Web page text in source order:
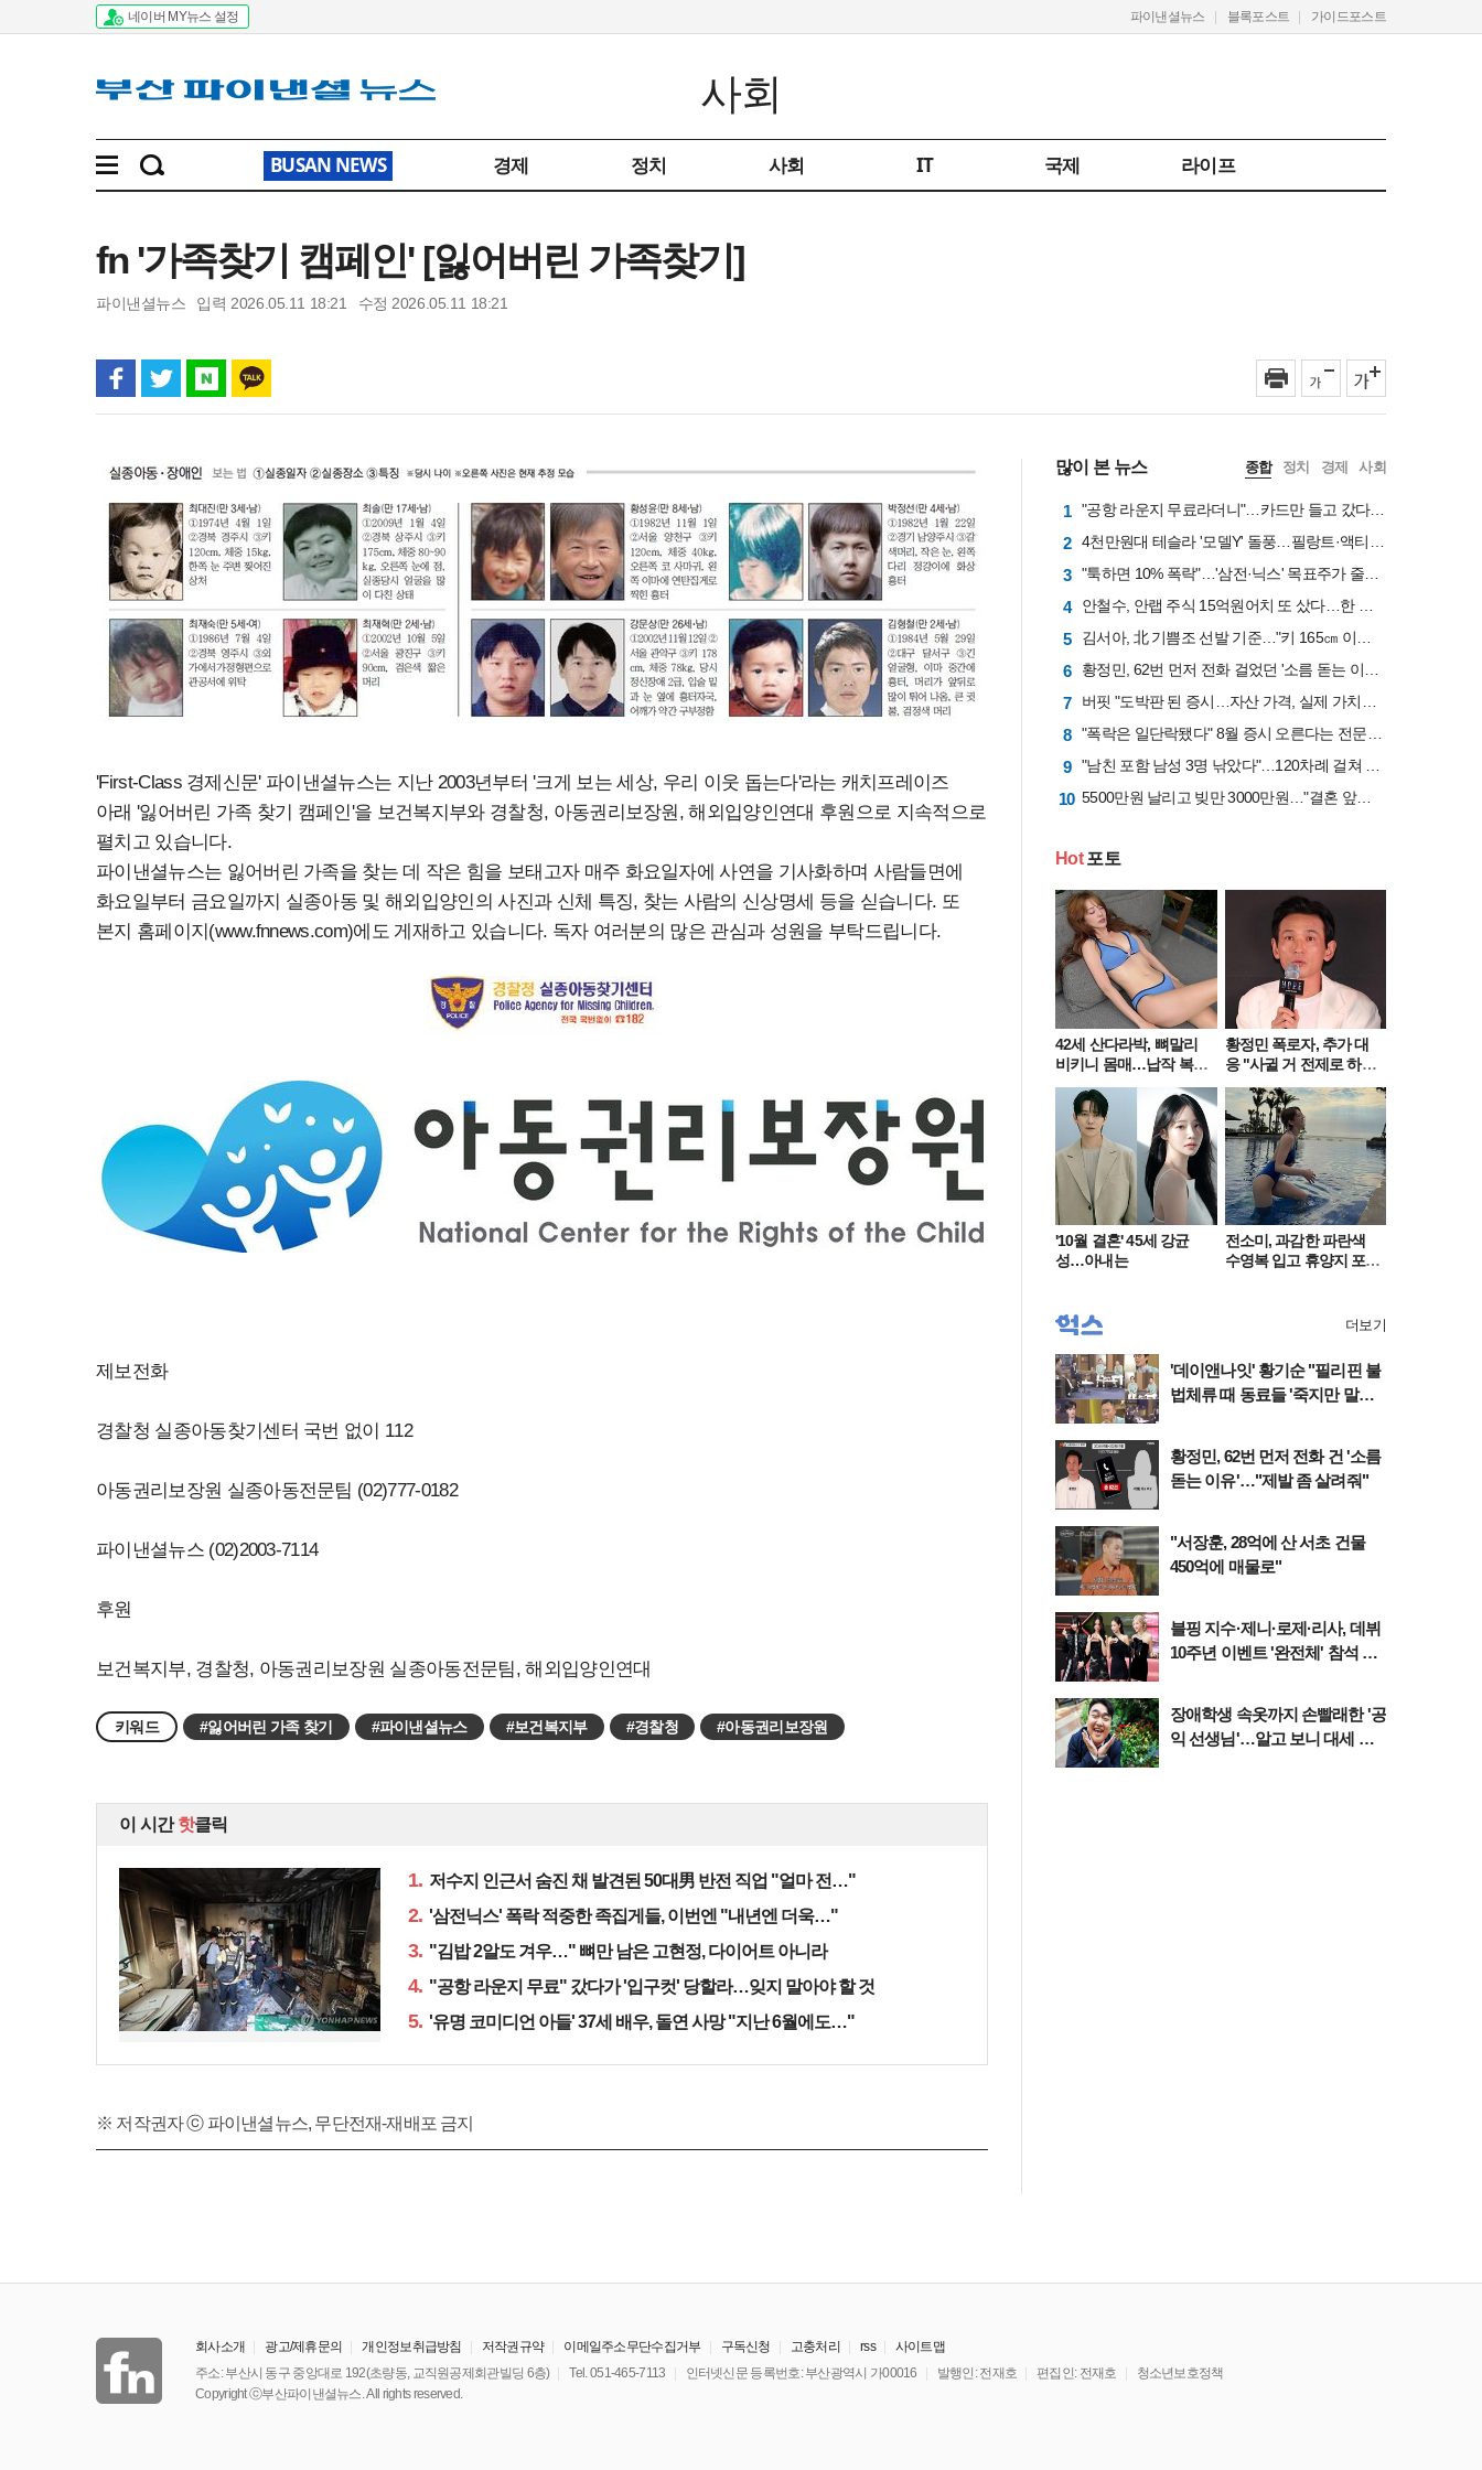
네이버 MY뉴스 설정 파이낸셜뉴스 블록포스트 가이드포스트
사회
BUSAN NEWS 경제 정치 사회 IT 국제 라이프
fn '가족찾기 캠페인' [잃어버린 가족찾기]
파이낸셜뉴스 입력 2026.05.11 18:21 수정 2026.05.11 18:21
'First-Class 경제신문' 파이낸셜뉴스는 지난 2003년부터 '크게 보는 세상, 우리 이웃 돕는다'라는 캐치프레이즈
아래 '잃어버린 가족 찾기 캠페인'을 보건복지부와 경찰청, 아동권리보장원, 해외입양인연대 후원으로 지속적으로
펼치고 있습니다.
파이낸셜뉴스는 잃어버린 가족을 찾는 데 작은 힘을 보태고자 매주 화요일자에 사연을 기사화하며 사람들면에
화요일부터 금요일까지 실종아동 및 해외입양인의 사진과 신체 특징, 찾는 사람의 신상명세 등을 싣습니다. 또
본지 홈페이지(www.fnnews.com)에도 게재하고 있습니다. 독자 여러분의 많은 관심과 성원을 부탁드립니다.
제보전화
경찰청 실종아동찾기센터 국번 없이 112
아동권리보장원 실종아동전문팀 (02)777-0182
파이낸셜뉴스 (02)2003-7114
후원
보건복지부, 경찰청, 아동권리보장원 실종아동전문팀, 해외입양인연대
키워드 #잃어버린 가족 찾기 #파이낸셜뉴스 #보건복지부 #경찰청 #아동권리보장원
이 시간핫클릭
1. 저수지 인근서 숨진 채 발견된 50대男 반전 직업 "얼마 전…"
2. '삼전닉스' 폭락 적중한 족집게들, 이번엔 "내년엔 더욱…"
3. "김밥 2알도 겨우…" 뼈만 남은 고현정, 다이어트 아니라
4. "공항 라운지 무료" 갔다가 '입구컷' 당할라…잊지 말아야 할 것
5. '유명 코미디언 아들' 37세 배우, 돌연 사망 "지난 6월에도…"
※ 저작권자 ⓒ 파이낸셜뉴스, 무단전재-재배포 금지
많이 본 뉴스 종합 정치 경제 사회
1 "공항 라운지 무료라더니"…카드만 들고 갔다간 '헛걸음'
2
3
4
5
6
7
8
9
10 5500만원 날리고 빚만 3000만원…"결혼 앞두고 급등주 탔다가 망했습니다"
Hot포토
42세 산다라박, 뼈말리
비키니 몸매…납작 복부
에 깜짝
황정민 폭로자, 추가 대
응 "사귈 거 전제로 하
고…"
'10월 결혼' 45세 강균
성…아내는
전소미, 과감한 파란색
수영복 입고 휴양지 포
'데이앤나잇' 황기순 "필리핀 불
법체류 때 동료들 '죽지만 말고
황정민, 62번 먼저 전화 건 '소름
돋는 이유'…"제발 좀 살려줘"
"서장훈, 28억에 산 서초 건물
450억에 매물로"
블핑 지수·제니·로제·리사, 데뷔
10주년 이벤트 '완전체' 참석 확
장애학생 속옷까지 손빨래한 '공
익 선생님'…알고 보니 대세 개
더보기
회사소개 광고/제휴문의 개인정보취급방침 저작권규약 이메일주소무단수집거부 구독신청 고충처리 rss
사이트맵
주소: 부산시 동구 중앙대로 192(초량동, 교직원공제회관빌딩 6층)
Tel. 051-465-7113 인터넷신문 등록번호: 부산광역시 가00016 발행인: 전재호 편집인: 전재호
청소년보호정책
Copyright ⓒ부산파이낸셜뉴스. All rights reserved.